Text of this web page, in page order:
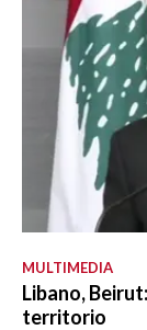
MULTIMEDIA
Libano,
territorio